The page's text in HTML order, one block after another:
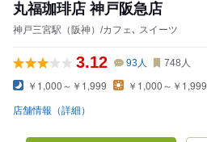
丸福珈琲店 神戸阪急店
神戸三宮駅（阪神）/カフェ､ スイーツ
3.12 93人 748 人
￥1,000～￥1,999 ￥1,000～￥1,999
店舗情報（詳細）